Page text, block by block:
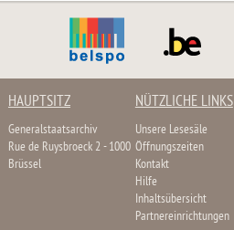
HAUPTSITZ
Generalstaatsarchiv
Rue de Ruysbroeck 2 - 1000
Brüssel
NÜTZLICHE LINKS
Unsere Lesesäle
Öffnungszeiten
Kontakt
Hilfe
Inhaltsübersicht
Partnereinrichtungen